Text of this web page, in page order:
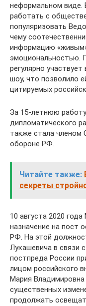
неформальном виде.
работать с
популяризовать
чему
информацию
эмоциональностью.
регулярно
шоу, что позволило
цитируемых
За 15-летнюю
дипломатического
также стала членом
обороне РФ.
Читайте также:
секреты
10 августа 2020
назначение на пост
РФ. На этой
Лукашевича в связи
постпреда России
лицом российского
Мария
существенных
продолжать